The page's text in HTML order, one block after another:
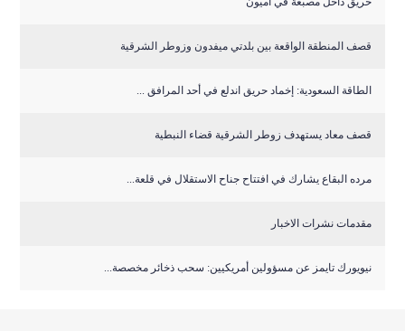
قصف المنطقة الواقعة بين بلدتي ميفدون وزوطر الشرقية
‏الطاقة السعودية: إخماد حريق اندلع في أحد المرافق ...
قصف معاد يستهدف زوطر الشرقية قضاء النبطية
مرده البقاع يشارك في افتتاح جناح الاستقلال في قلعة...
مقدمات نشرات الاخبار
نيويورك تايمز عن مسؤولين أمريكيين: سحب ذخائر مخصصة...